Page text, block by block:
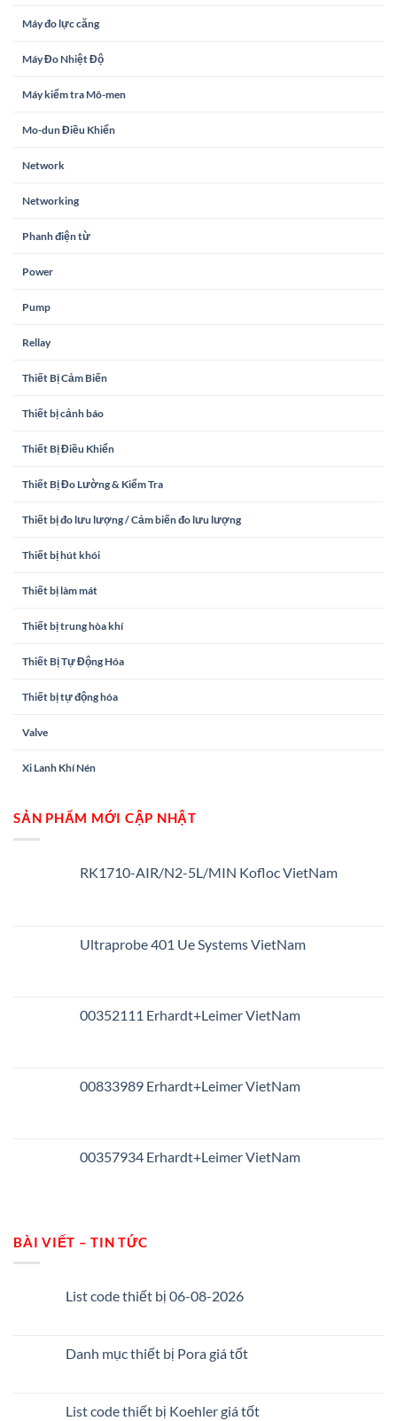
Máy đo lực căng
Máy Đo Nhiệt Độ
Máy kiểm tra Mô-men
Mo-dun Điều Khiển
Network
Networking
Phanh điện từ
Power
Pump
Rellay
Thiết Bị Cảm Biến
Thiết bị cảnh báo
Thiết Bị Điều Khiển
Thiết Bị Đo Lường & Kiểm Tra
Thiết bị đo lưu lượng / Cảm biến đo lưu lượng
Thiết bị hút khói
Thiết bị làm mát
Thiết bị trung hòa khí
Thiết Bị Tự Động Hóa
Thiết bị tự động hóa
Valve
Xi Lanh Khí Nén
SẢN PHẨM MỚI CẬP NHẬT
RK1710-AIR/N2-5L/MIN Kofloc VietNam
Ultraprobe 401 Ue Systems VietNam
00352111 Erhardt+Leimer VietNam
00833989 Erhardt+Leimer VietNam
00357934 Erhardt+Leimer VietNam
BÀI VIẾT – TIN TỨC
List code thiết bị 06-08-2026
Danh mục thiết bị Pora giá tốt
List code thiết bị Koehler giá tốt